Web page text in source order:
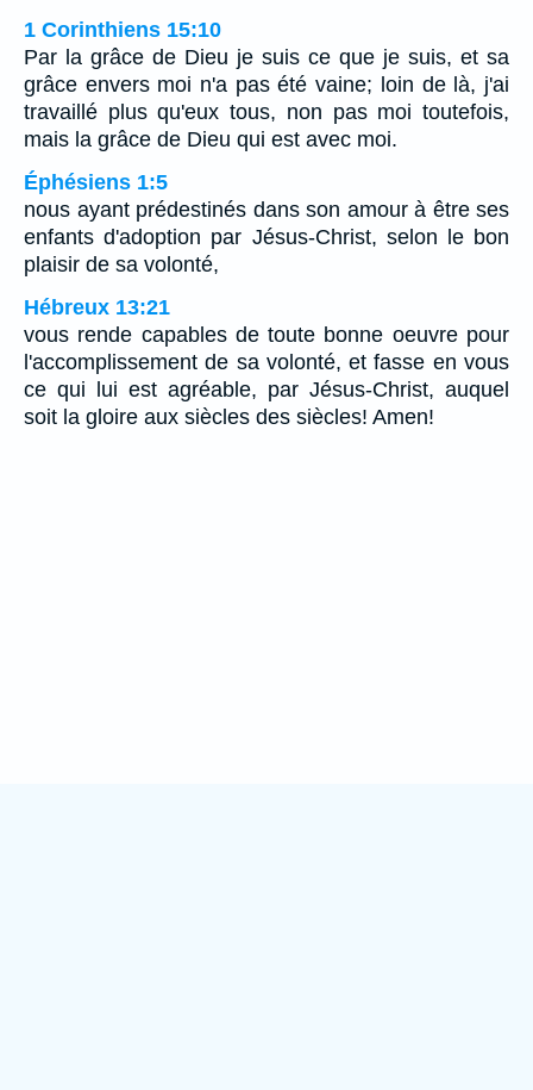
1 Corinthiens 15:10
Par la grâce de Dieu je suis ce que je suis, et sa
grâce envers moi n'a pas été vaine; loin de là, j'ai
travaillé plus qu'eux tous, non pas moi toutefois,
mais la grâce de Dieu qui est avec moi.
Éphésiens 1:5
nous ayant prédestinés dans son amour à être ses
enfants d'adoption par Jésus-Christ, selon le bon
plaisir de sa volonté,
Hébreux 13:21
vous rende capables de toute bonne oeuvre pour
l'accomplissement de sa volonté, et fasse en vous
ce qui lui est agréable, par Jésus-Christ, auquel
soit la gloire aux siècles des siècles! Amen!